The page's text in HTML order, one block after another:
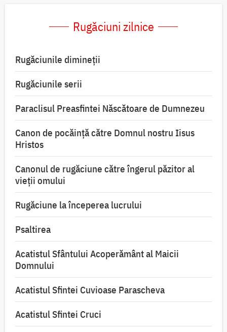
Rugăciuni zilnice
Rugăciunile dimineții
Rugăciunile serii
Paraclisul Preasfintei Născătoare de Dumnezeu
Canon de pocăință către Domnul nostru Iisus
Hristos
Canonul de rugăciune către îngerul păzitor al
vieții omului
Rugăciune la începerea lucrului
Psaltirea
Acatistul Sfântului Acoperământ al Maicii
Domnului
Acatistul Sfintei Cuvioase Parascheva
Acatistul Sfintei Cruci